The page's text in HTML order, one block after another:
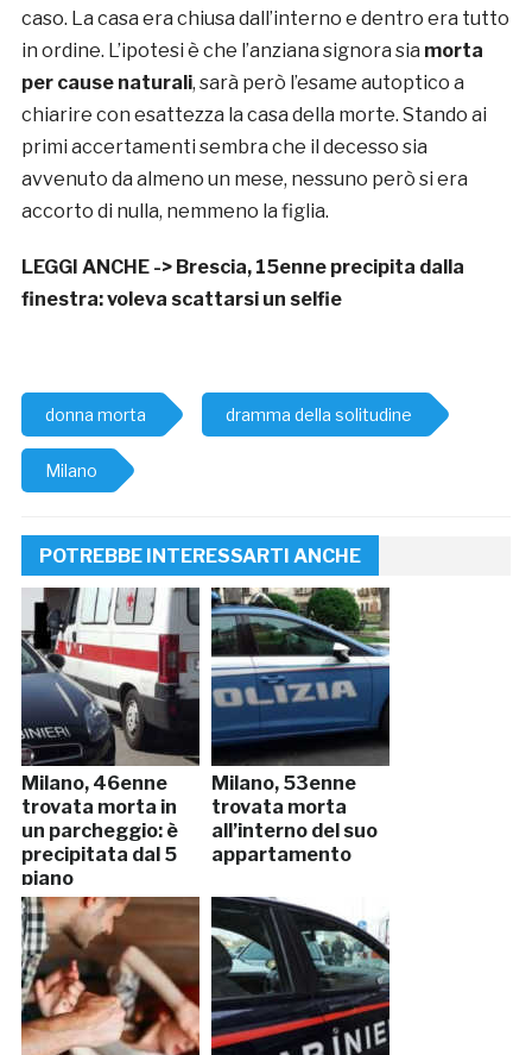
caso. La casa era chiusa dall’interno e dentro era tutto
in ordine. L’ipotesi è che l’anziana signora sia morta
per cause naturali, sarà però l’esame autoptico a
chiarire con esattezza la casa della morte. Stando ai
primi accertamenti sembra che il decesso sia
avvenuto da almeno un mese, nessuno però si era
accorto di nulla, nemmeno la figlia.
LEGGI ANCHE -> Brescia, 15enne precipita dalla
finestra: voleva scattarsi un selfie
donna morta dramma della solitudine
Milano
POTREBBE INTERESSARTI ANCHE
Milano, 46enne
trovata morta in
un parcheggio: è
precipitata dal 5
piano
Milano, 53enne
trovata morta
all’interno del suo
appartamento